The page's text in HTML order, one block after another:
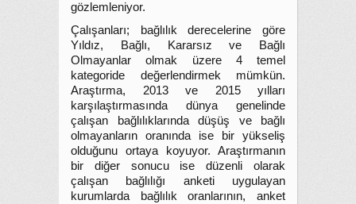
gözlemleniyor.
Çalışanları; bağlılık derecelerine göre
Yıldız, Bağlı, Kararsız ve Bağlı
Olmayanlar olmak üzere 4 temel
kategoride değerlendirmek mümkün.
Araştırma, 2013 ve 2015 yılları
karşılaştırmasında dünya genelinde
çalışan bağlılıklarında düşüş ve bağlı
olmayanların oranında ise bir yükseliş
olduğunu ortaya koyuyor. Araştırmanın
bir diğer sonucu ise düzenli olarak
çalışan bağlılığı anketi uygulayan
kurumlarda bağlılık oranlarının, anket